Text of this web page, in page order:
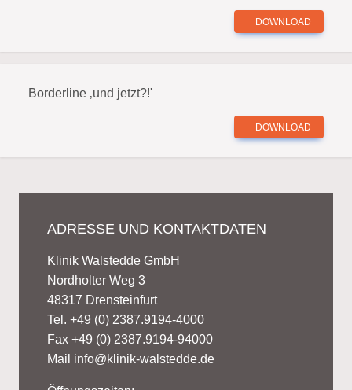
DOWNLOAD
Borderline ‚und jetzt?!'
DOWNLOAD
ADRESSE UND KONTAKTDATEN
Klinik Walstedde GmbH
Nordholter Weg 3
48317 Drensteinfurt
Tel. +49 (0) 2387.9194-4000
Fax +49 (0) 2387.9194-94000
Mail info@klinik-walstedde.de